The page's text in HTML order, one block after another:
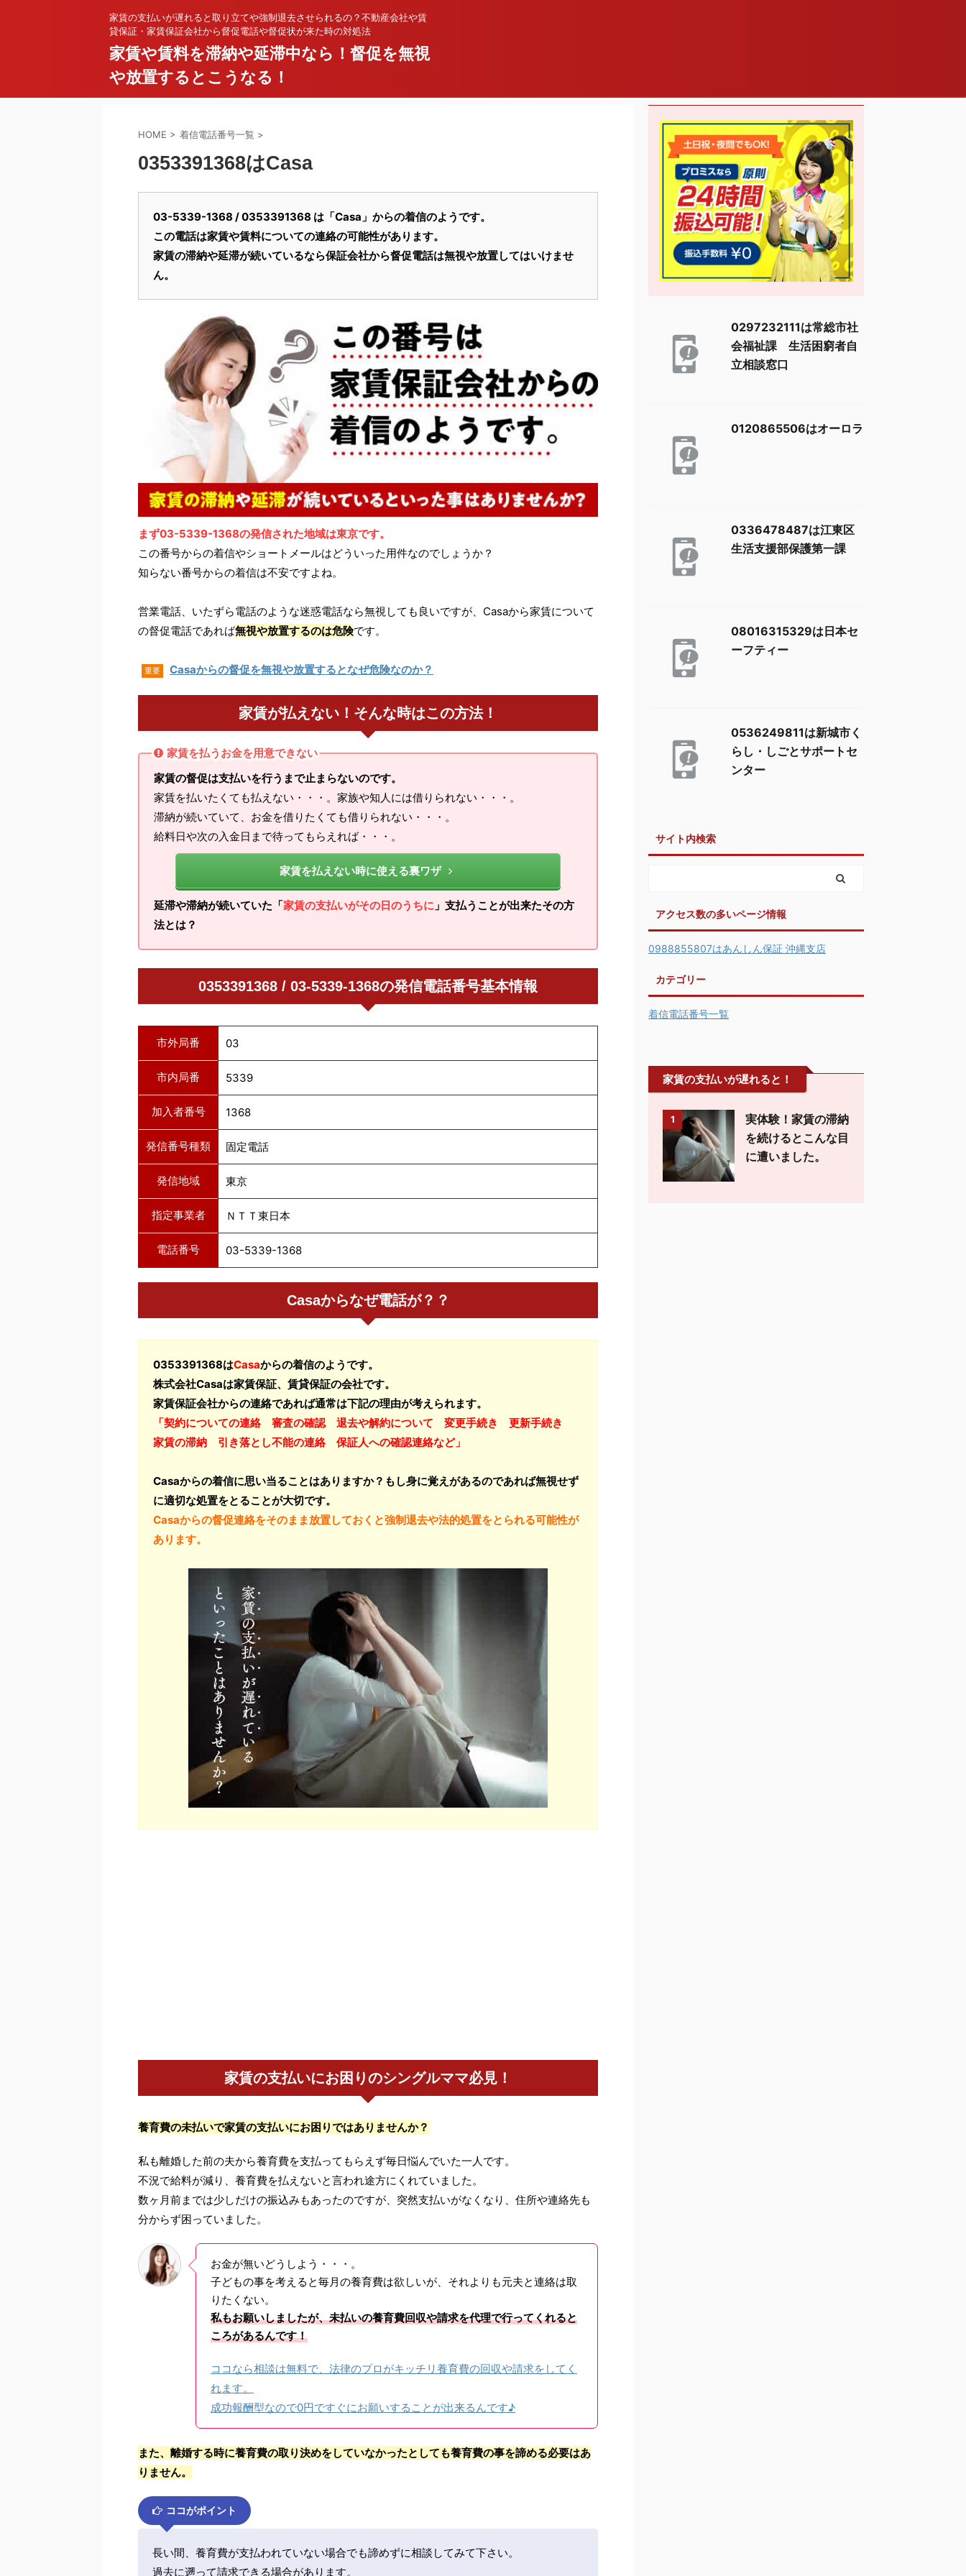
家賃の支払いが遅れると取り立てや強制退去させられるの？不動産会社や賃
貸保証・家賃保証会社から督促電話や督促状が来た時の対処法
家賃や賃料を滞納や延滞中なら！督促を無視
や放置するとこうなる！
HOME > 着信電話番号一覧 >
0353391368はCasa
03-5339-1368 / 0353391368 は「Casa」からの着信のようです。
この電話は家賃や賃料についての連絡の可能性があります。
家賃の滞納や延滞が続いているなら保証会社から督促電話は無視や放置してはいけませ
ん。
まず03-5339-1368の発信された地域は東京です。
この番号からの着信やショートメールはどういった用件なのでしょうか？
知らない番号からの着信は不安ですよね。
営業電話、いたずら電話のような迷惑電話なら無視しても良いですが、Casaから家賃について
の督促電話であれば無視や放置するのは危険です。
重要 Casaからの督促を無視や放置するとなぜ危険なのか？
家賃が払えない！そんな時はこの方法！
家賃を払うお金を用意できない
家賃の督促は支払いを行うまで止まらないのです。
家賃を払いたくても払えない・・・。家族や知人には借りられない・・・。
滞納が続いていて、お金を借りたくても借りられない・・・。
給料日や次の入金日まで待ってもらえれば・・・。
家賃を払えない時に使える裏ワザ
延滞や滞納が続いていた「家賃の支払いがその日のうちに 」支払うことが出来たその方
法とは？
0353391368 / 03-5339-1368の発信電話番号基本情報
市外局番 03
市内局番 5339
加入者番号 1368
発信番号種類 固定電話
発信地域 東京
指定事業者 ＮＴＴ東日本
電話番号 03-5339-1368
Casaからなぜ電話が？？
0353391368はCasaからの着信のようです。
株式会社Casaは家賃保証、賃貸保証の会社です。
家賃保証会社からの連絡であれば通常は下記の理由が考えられます。
「契約についての連絡 審査の確認 退去や解約について 変更手続き 更新手続き
家賃の滞納 引き落とし不能の連絡 保証人への確認連絡など」
Casaからの着信に思い当ることはありますか？もし身に覚えがあるのであれば無視せず
に適切な処置をとることが大切です。
Casaからの督促連絡をそのまま放置しておくと強制退去や法的処置をとられる可能性が
あります。
家賃の支払いにお困りのシングルママ必見！
養育費の未払いで家賃の支払いにお困りではありませんか？
私も離婚した前の夫から養育費を支払ってもらえず毎日悩んでいた一人です。
不況で給料が減り、養育費を払えないと言われ途方にくれていました。
数ヶ月前までは少しだけの振込みもあったのですが、突然支払いがなくなり、住所や連絡先も
分からず困っていました。
お金が無いどうしよう・・・。
子どもの事を考えると毎月の養育費は欲しいが、それよりも元夫と連絡は取
りたくない。
私もお願いしましたが、未払いの養育費回収や請求を代理で行ってくれると
ころがあるんです！
ココなら相談は無料で、法律のプロがキッチリ養育費の回収や請求をしてく
れます。
成功報酬型なので0円ですぐにお願いすることが出来るんです♪
また、離婚する時に養育費の取り決めをしていなかったとしても養育費の事を諦める必要はあ
りません。
ココがポイント
長い間、養育費が支払われていない場合でも諦めずに相談してみて下さい。
過去に遡って請求できる場合があります。
0297232111は常総市社
会福祉課 生活困窮者自
立相談窓口
0120865506はオーロラ
0336478487は江東区
生活支援部保護第一課
08016315329は日本セ
ーフティー
0536249811は新城市く
らし・しごとサポートセ
ンター
サイト内検索
アクセス数の多いページ情報
0988855807はあんしん保証 沖縄支店
カテゴリー
着信電話番号一覧
家賃の支払いが遅れると！
1
実体験！家賃の滞納
を続けるとこんな目
に遭いました。